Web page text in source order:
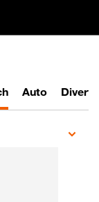
catégorie
Auto